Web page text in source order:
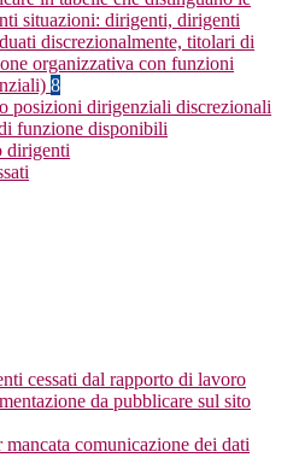
situazioni: dirigenti, dirigenti
discrezionalmente, titolari di
organizzativa con funzioni
8
posizioni dirigenziali discrezionali
funzione disponibili
dirigenti
cessati dal rapporto di lavoro
da pubblicare sul sito
mancata comunicazione dei dati